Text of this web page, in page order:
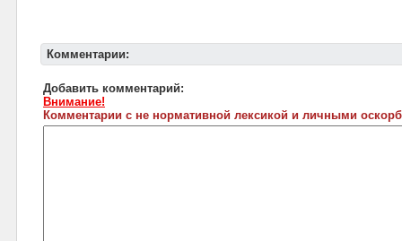
Комментарии:
Добавить комментарий:
Внимание!
Комментарии с не нормативной лексикой и личными